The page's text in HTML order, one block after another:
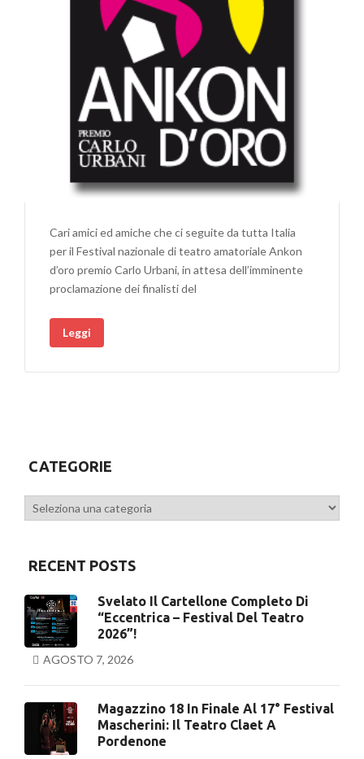
Cari amici ed amiche che ci seguite da tutta Italia
per il Festival nazionale di teatro amatoriale Ankon
d’oro premio Carlo Urbani, in attesa dell’imminente
proclamazione dei finalisti del
Leggi
CATEGORIE
Categorie
RECENT POSTS
Svelato Il Cartellone Completo Di
“Eccentrica – Festival Del Teatro
2026”!
AGOSTO 7, 2026
Magazzino 18 In Finale Al 17° Festival
Mascherini: Il Teatro Claet A
Pordenone